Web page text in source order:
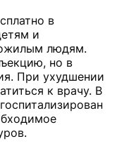
в
и
людям.
но в
При ухудшении
к врачу. В